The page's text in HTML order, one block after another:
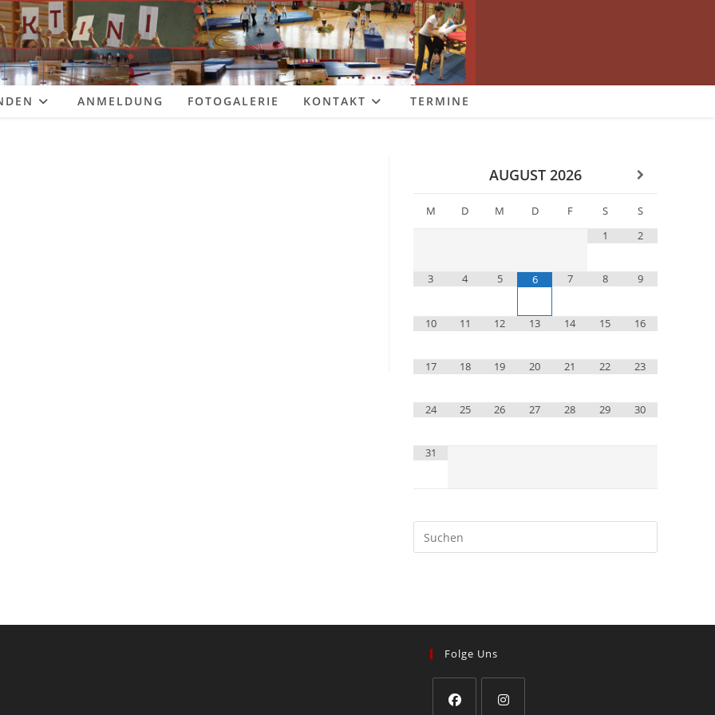
ANMELDUNG FOTOGALERIE KONTAKT TERMINE
AUGUST 2026
M D M D F S
S
1
2
3 4 5 6 7 8 9
10 11 12 13 14 15 16
17 18 19 20 21 22 23
24 25 26 27 28 29 30
31
Folge Uns